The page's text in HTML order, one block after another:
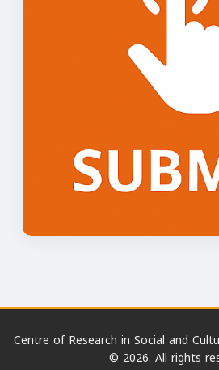
Centre of Research in Social and
© 2026. All rights